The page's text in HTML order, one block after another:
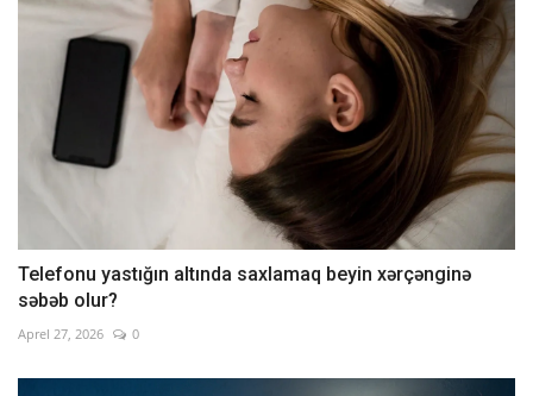
Telefonu yastığın altında saxlamaq beyin xərçənginə
səbəb olur?
Aprel 27, 2026 0